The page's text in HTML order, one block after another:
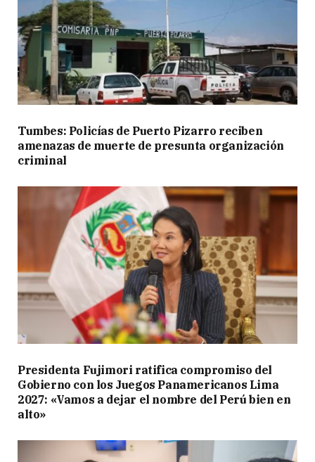
Tumbes: Policías de Puerto Pizarro reciben
amenazas de muerte de presunta organización
criminal
Presidenta Fujimori ratifica compromiso del
Gobierno con los Juegos Panamericanos Lima
2027: «Vamos a dejar el nombre del Perú bien en
alto»